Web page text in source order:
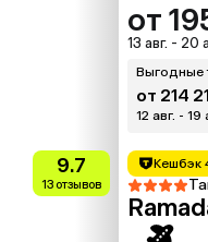
от
13 авг. - 20
Выгодные
от 214
12 авг. - 19
9.7
13 отзывов
Кешбэк